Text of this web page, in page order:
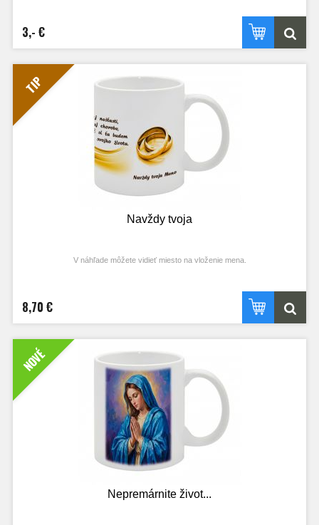
3,- €
TIP
Navždy tvoja
V náhľade môžete vidieť miesto na vloženie mena.
8,70 €
NOVÉ
Nepremárnite život...